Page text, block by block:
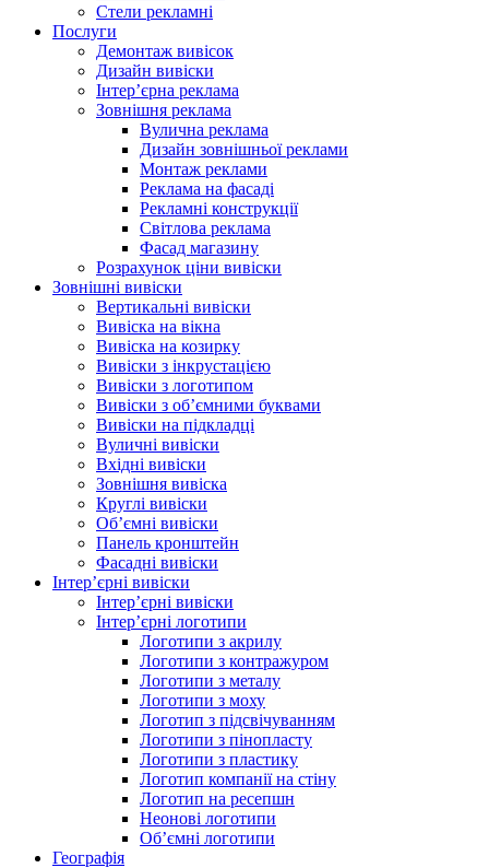
Стели рекламні
Послуги
Демонтаж вивісок
Дизайн вивіски
Інтер’єрна реклама
Зовнішня реклама
Вулична реклама
Дизайн зовнішньої реклами
Монтаж реклами
Реклама на фасаді
Рекламні конструкції
Світлова реклама
Фасад магазину
Розрахунок ціни вивіски
Зовнішні вивіски
Вертикальні вивіски
Вивіска на вікна
Вивіска на козирку
Вивіски з інкрустацією
Вивіски з логотипом
Вивіски з об’ємними буквами
Вивіски на підкладці
Вуличні вивіски
Вхідні вивіски
Зовнішня вивіска
Круглі вивіски
Об’ємні вивіски
Панель кронштейн
Фасадні вивіски
Інтер’єрні вивіски
Інтер’єрні вивіски
Інтер’єрні логотипи
Логотипи з акрилу
Логотипи з контражуром
Логотипи з металу
Логотипи з моху
Логотип з підсвічуванням
Логотипи з пінопласту
Логотипи з пластику
Логотип компанії на стіну
Логотип на ресепшн
Неонові логотипи
Об’ємні логотипи
Географія